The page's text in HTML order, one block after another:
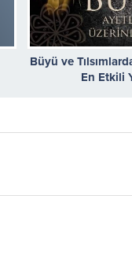
Büyü ve
En Etkili